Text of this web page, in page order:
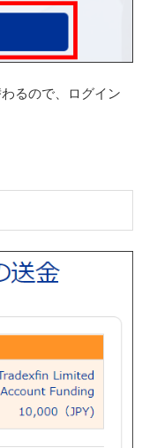
るので、ログイン